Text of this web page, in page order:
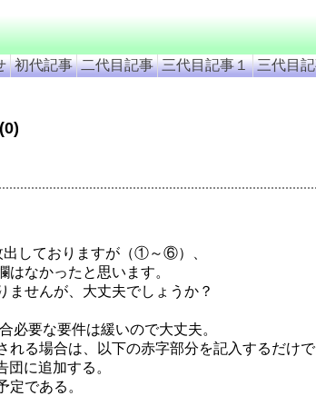
初代記事 二代目記事 三代目記事１ 三代目
出しておりますが（①～⑥）、
なかったと思います。
ませんが、大丈夫でしょうか？
必要な要件は緩いので大丈夫。
る場合は、以下の赤字部分を記入するだ
に追加する。
である。